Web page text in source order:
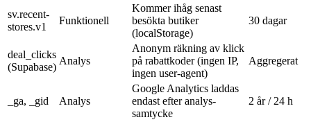
sv.recent-
stores.v1
Funktionell
Kommer ihåg senast
besökta butiker
(localStorage)
30 dagar
deal_clicks
(Supabase)
Analys
Anonym räkning av klick
på rabattkoder (ingen IP,
ingen user-agent)
Aggregerat
_ga, _gid Analys
Google Analytics laddas
endast efter analys-
samtycke
2 år / 24 h